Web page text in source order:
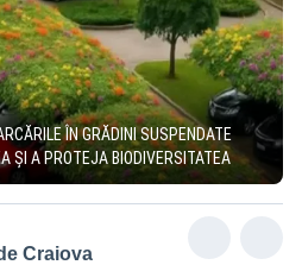
ÎN GRĂDINI SUSPENDATE
ȘI A PROTEJA BIODIVERSITATEA
Craiova